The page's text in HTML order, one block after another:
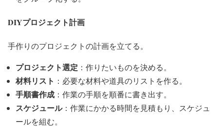
DIYプロジェクト計画
手作りのプロジェクトの計画を立てる。
プロジェクト選定 ：作りたいものを決める。
材料リスト ：必要な材料や道具のリストを作る。
手順書作成 ：作業の手順を順番に書き出す。
スケジュール：作業にかかる時間を見積もり、スケジュ
ールを組む。